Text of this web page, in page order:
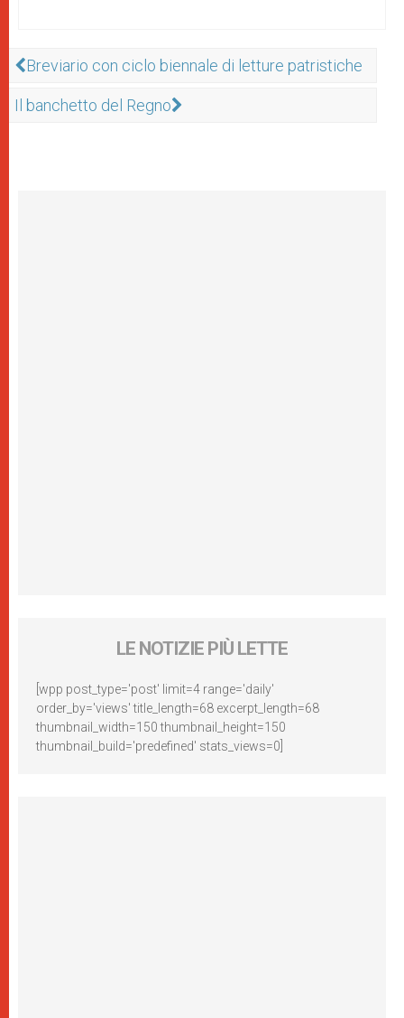
Breviario con ciclo biennale di letture patristiche
Il banchetto del Regno
LE NOTIZIE PIÙ LETTE
[wpp post_type='post' limit=4 range='daily'
order_by='views' title_length=68 excerpt_length=68
thumbnail_width=150 thumbnail_height=150
thumbnail_build='predefined' stats_views=0]